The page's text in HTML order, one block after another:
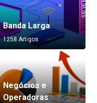
Banda Larga
1258 Artigos
Negócios e
Operadoras